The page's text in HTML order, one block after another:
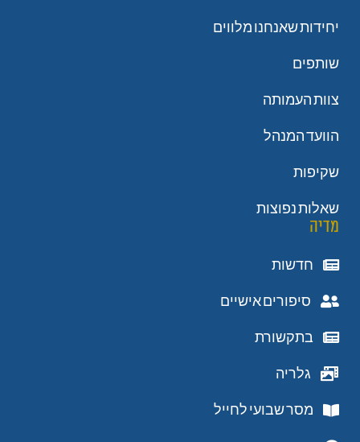
יחידות שאנחנו מלווים
שותפים
צוות העמותה
הוועד המנהל
שקיפות
שאלות נפוצות
מדיה
חדשות
סיפורים אישיים
בתקשורת
גלריה
מסר שבועי לחייל